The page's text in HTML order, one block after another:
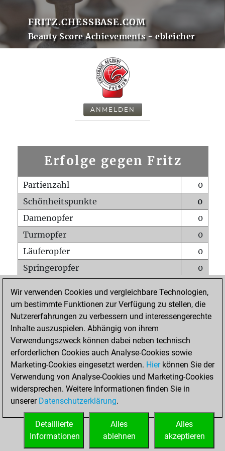
FRITZ.CHESSBASE.COM
Beauty Score Achievements - ebleicher
ANMELDEN
Erfolge gegen Fritz
Partienzahl
0
Schönheitspunkte
0
Damenopfer
0
Turmopfer
0
Läuferopfer
0
Springeropfer
0
Matt auf vollem Brett
0
Bauer setzt Matt
0
Erstickte Matts
Unterverwandlungen
Türme auf der siebten
0
STARTSEITE
Wir verwenden Cookies und vergleichbare Technologien,
um bestimmte Funktionen zur Verfügung zu stellen, die
Nutzererfahrungen zu verbessern und interessengerechte
Inhalte auszuspielen. Abhängig von ihrem
Verwendungszweck können dabei neben technisch
erforderlichen Cookies auch Analyse-Cookies sowie
Marketing-Cookies eingesetzt werden. Hierkönnen Sie der
Verwendung von Analyse-Cookies und Marketing-Cookies
widersprechen. Weitere Informationen finden Sie in
unserer Datenschutzerklärung.
Alles
akzeptieren
Alles
ablehnen
Detaillierte
Informationen